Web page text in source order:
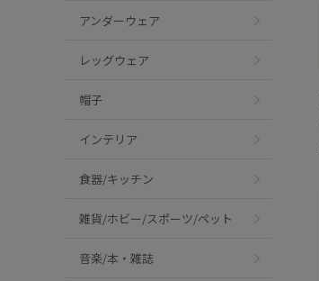
アンダーウェア
レッグウェア
帽子
インテリア
食器/キッチン
雑貨/ホビー/スポーツ/ペット
音楽/本・雑誌